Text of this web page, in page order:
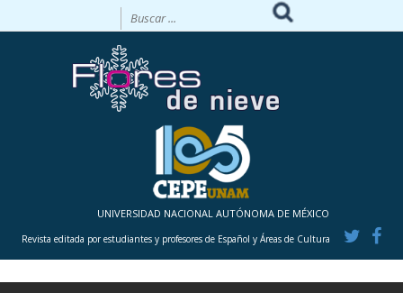
UNIVERSIDAD NACIONAL AUTÓNOMA DE MÉXICO
Revista editada por estudiantes y profesores de Español y Áreas de Cultura